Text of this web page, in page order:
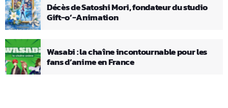
Décès de Satoshi Mori, fondateur du studio
Gift-o’-Animation
Wasabi : la chaîne incontournable pour les
fans d’anime en France